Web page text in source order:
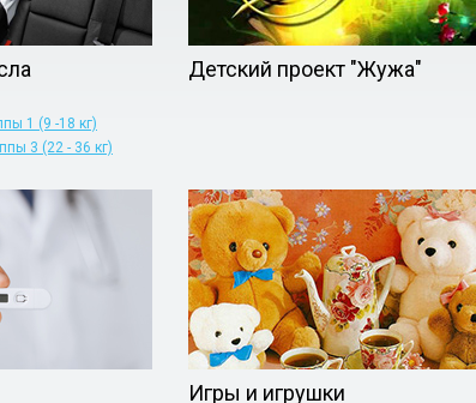
1 (9 -18 кг)
3 (22 - 36 кг)
Детский проект "Жужа"
Игры и игрушки